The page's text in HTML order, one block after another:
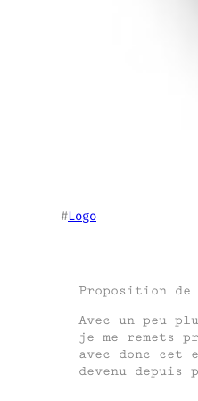
#Logo
Proposition de
Avec un peu
je me remets
avec donc cet
devenu depuis